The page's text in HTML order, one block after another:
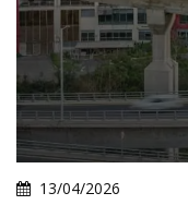
13/04/2026